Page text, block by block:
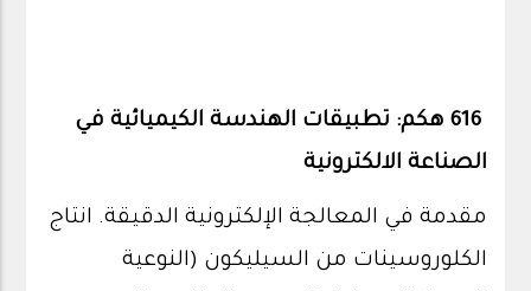
616 هكم: تطبيقات الهندسة الكيميائية في
الصناعة الالكترونية
مقدمة في المعالجة الإلكترونية الدقيقة. انتاج
الكلوروسينات من السيليكون (النوعية